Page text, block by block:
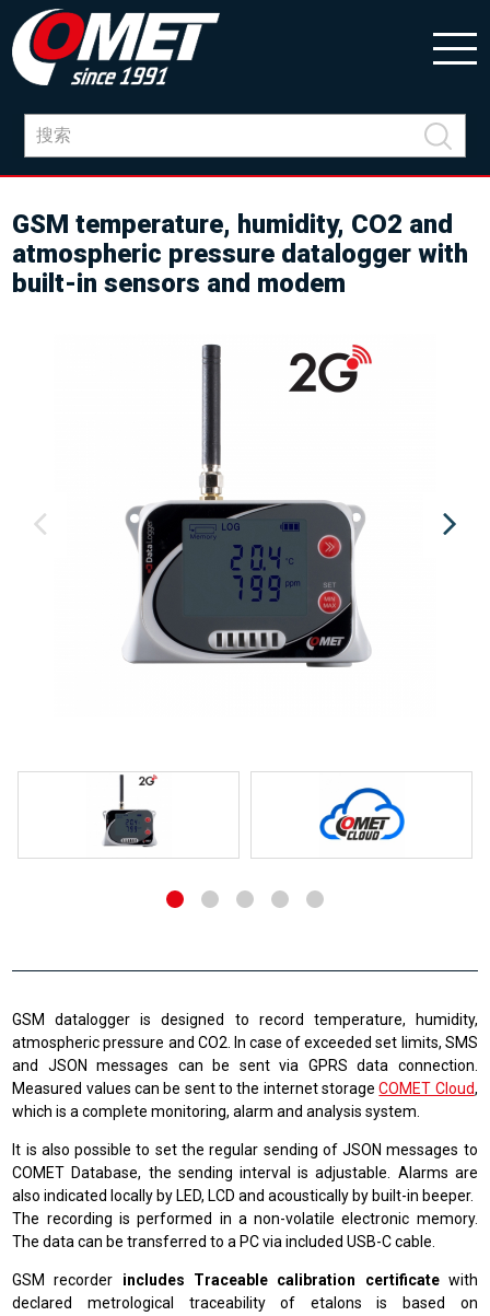
GSM temperature, humidity, CO2 and
atmospheric pressure datalogger with
built-in sensors and modem
GSM datalogger is designed to record temperature, humidity,
atmospheric pressure and CO2. In case of exceeded set limits, SMS
and JSON messages can be sent via GPRS data connection.
Measured values can be sent to the internet storageCOMET Cloud,
which is a complete monitoring, alarm and analysis system
It is also possible to set the regular sending of JSON messages to
COMET Database, the sending interval is adjustable. Alarms are
also indicated locally by LED, LCD and acoustically by built-in beeper.
The recording is performed in a non-volatile electronic memory.
The data can be transferred to a PC via included USB-C cable.
GSM recorder includes Traceable calibration certificatewith
declared metrological traceability of etalons is based on